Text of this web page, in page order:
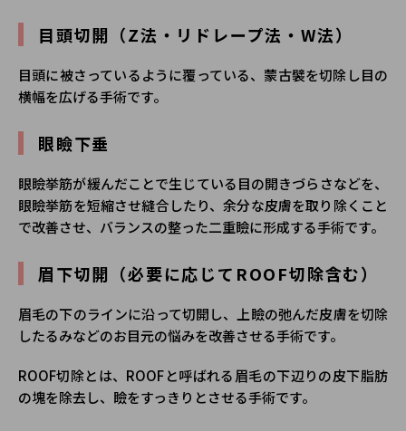
目頭切開（Z法・リドレープ法・W法）
目頭に被さっているように覆っている、蒙古襞を切除し目の
横幅を広げる手術です。
眼瞼下垂
眼瞼挙筋が緩んだことで生じている目の開きづらさなどを、
眼瞼挙筋を短縮させ縫合したり、余分な皮膚を取り除くこと
で改善させ、バランスの整った二重瞼に形成する手術です。
眉下切開（必要に応じてROOF切除含む）
眉毛の下のラインに沿って切開し、上瞼の弛んだ皮膚を切除
したるみなどのお目元の悩みを改善させる手術です。
ROOF切除とは、ROOFと呼ばれる眉毛の下辺りの皮下脂肪
の塊を除去し、瞼をすっきりとさせる手術です。